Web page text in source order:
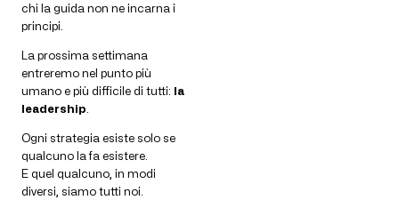
chi la guida non ne incarna i
principi.
La prossima settimana
entreremo nel punto più
umano e più difficile di tutti: la
leadership
Ogni strategia esiste solo se
qualcuno la fa esistere.
E quel qualcuno, in modi
diversi, siamo tutti noi.